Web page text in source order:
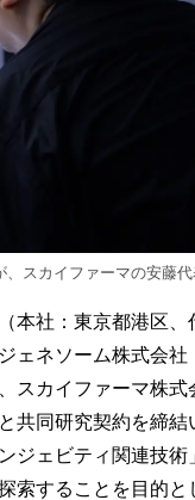
スカイファーマの安藤
本社：東京都港区
ェネソーム株式会
スカイファーマ株
共同研究契約を締
ジェビティ関連技
索することを目的と